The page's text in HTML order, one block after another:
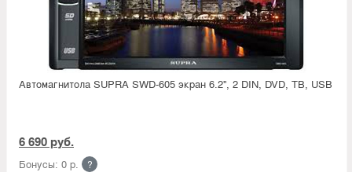
Автомагнитола SUPRA SWD-605 экран 6.2'', 2 DIN, DVD, ТВ, USB
6 690 руб.
Бонусы: 0 р. ?